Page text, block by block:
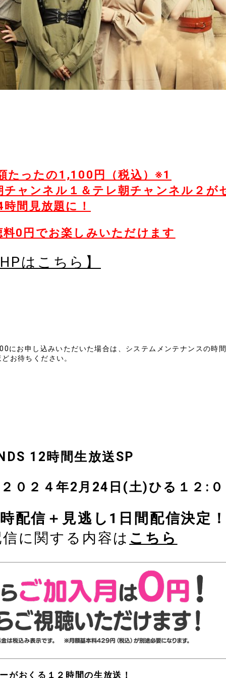
たったの1,100円（税込）※1
チャンネル１＆テレ朝チャンネル２が
間見放題に！
0円でお楽しみいただけます
はこちら】
にお申し込みいただいた場合は、システムメンテナンスの時
お待ちください。
12時間生放送SP
０２４年2月24日(土)ひる１２:
配信＋見逃し1日間配信決定
に関する内容は こちら
がおくる１２時間の生放送！